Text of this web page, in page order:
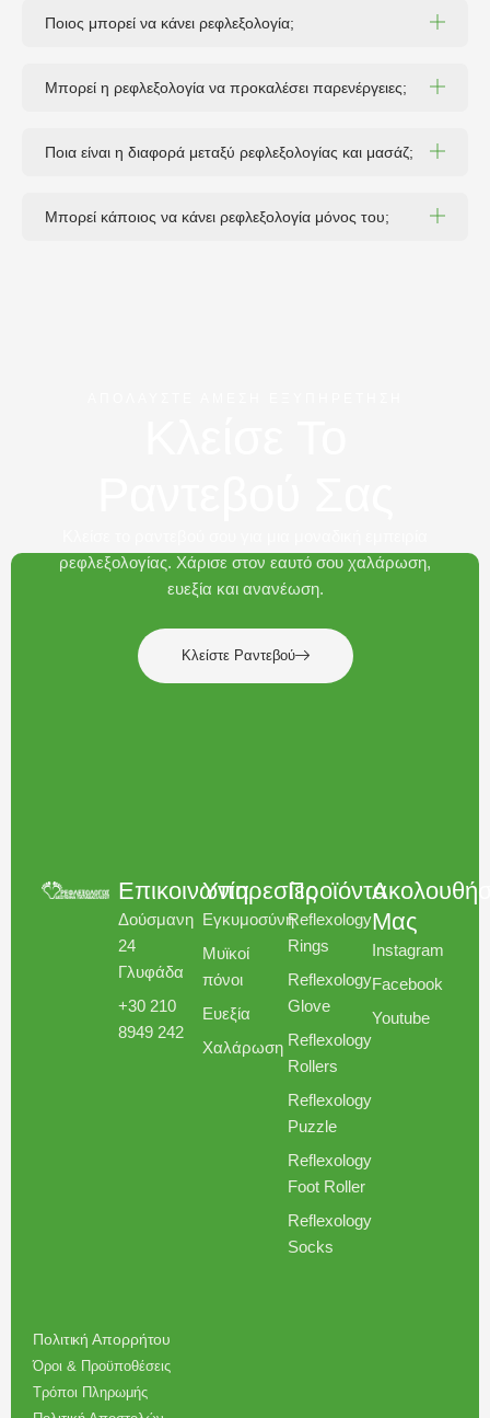
Ποιος μπορεί να κάνει ρεφλεξολογία;
Μπορεί η ρεφλεξολογία να προκαλέσει παρενέργειες;
Ποια είναι η διαφορά μεταξύ ρεφλεξολογίας και μασάζ;
Μπορεί κάποιος να κάνει ρεφλεξολογία μόνος του;
ρεφλεξολογίας. Χάρισε στον εαυτό σου χαλάρωση,
ευεξία και ανανέωση.
Κλείστε Ραντεβού
Επικοινωνία
Δούσμανη
24
Γλυφάδα
+30 210
8949 242
Υπηρεσίες
Εγκυμοσύνη​
Μυϊκοί
πόνοι
Ευεξία
Χαλάρωση
Προϊόντα
Reflexology
Rings
Reflexology
Glove
Reflexology
Rollers
Reflexology
Puzzle
Reflexology
Foot Roller
Reflexology
Socks
Μας
Instagram
Facebook
Youtube
Πολιτική Απορρήτου
Όροι & Προϋποθέσεις
Τρόποι Πληρωμής